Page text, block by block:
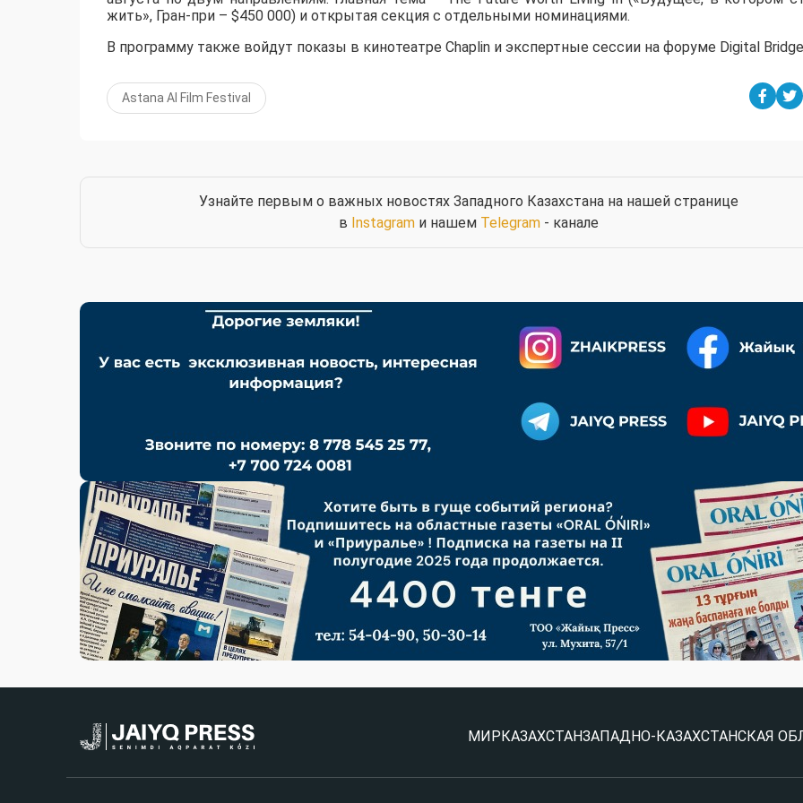
жить», Гран-при – $450 000) и открытая секция с отдельными номинациями.
В программу также войдут показы в кинотеатре Chaplin и экспертные сессии на форуме Digital
Astana AI Film Festival
Узнайте первым о важных новостях Западного Казахстана на нашей странице
в Instagramи нашем Telegram- канале
МИР КАЗАХСТАНЗАПАДНО-КАЗАХСТАНСКАЯ